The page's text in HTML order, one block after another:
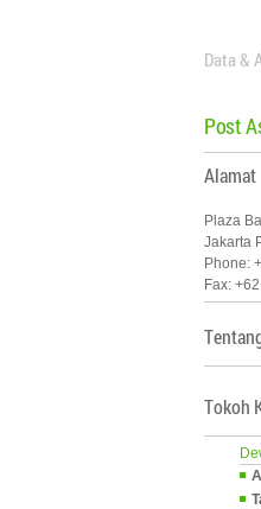
Data &
Post
Alamat
Plaza
Jakarta
Phone:
Fax:
Tokoh